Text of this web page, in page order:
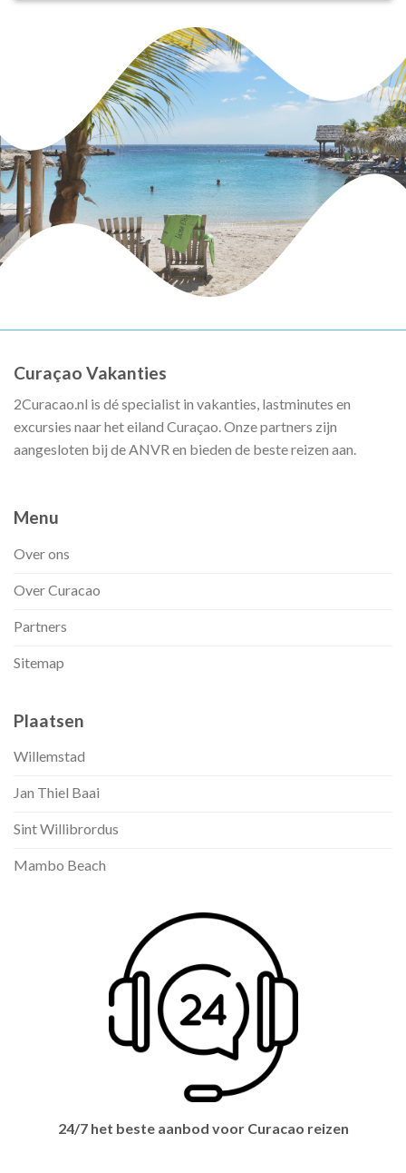
Curaçao Vakanties
2Curacao.nl is dé specialist in vakanties, lastminutes en
excursies naar het eiland Curaçao. Onze partners zijn
aangesloten bij de ANVR en bieden de beste reizen aan.
Menu
Over ons
Over Curacao
Partners
Sitemap
Plaatsen
Willemstad
Jan Thiel Baai
Sint Willibrordus
Mambo Beach
24/7 het beste aanbod voor Curacao reizen